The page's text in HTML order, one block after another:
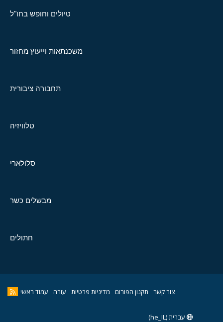
טיולים וחופש בחו"ל
משכנתאות וייעוץ מחזור
תחבורה ציבורית
טלוויזיה
סלולארי
מבשלים כשר
חתולים
צור קשר תקנון הפורום מדיניות פרטיות עזרה עמוד ראשי
עברית (he_IL)